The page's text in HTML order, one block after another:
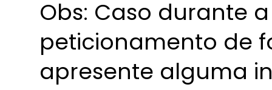
Obs: Caso durante
peticionamento de
apresente alguma